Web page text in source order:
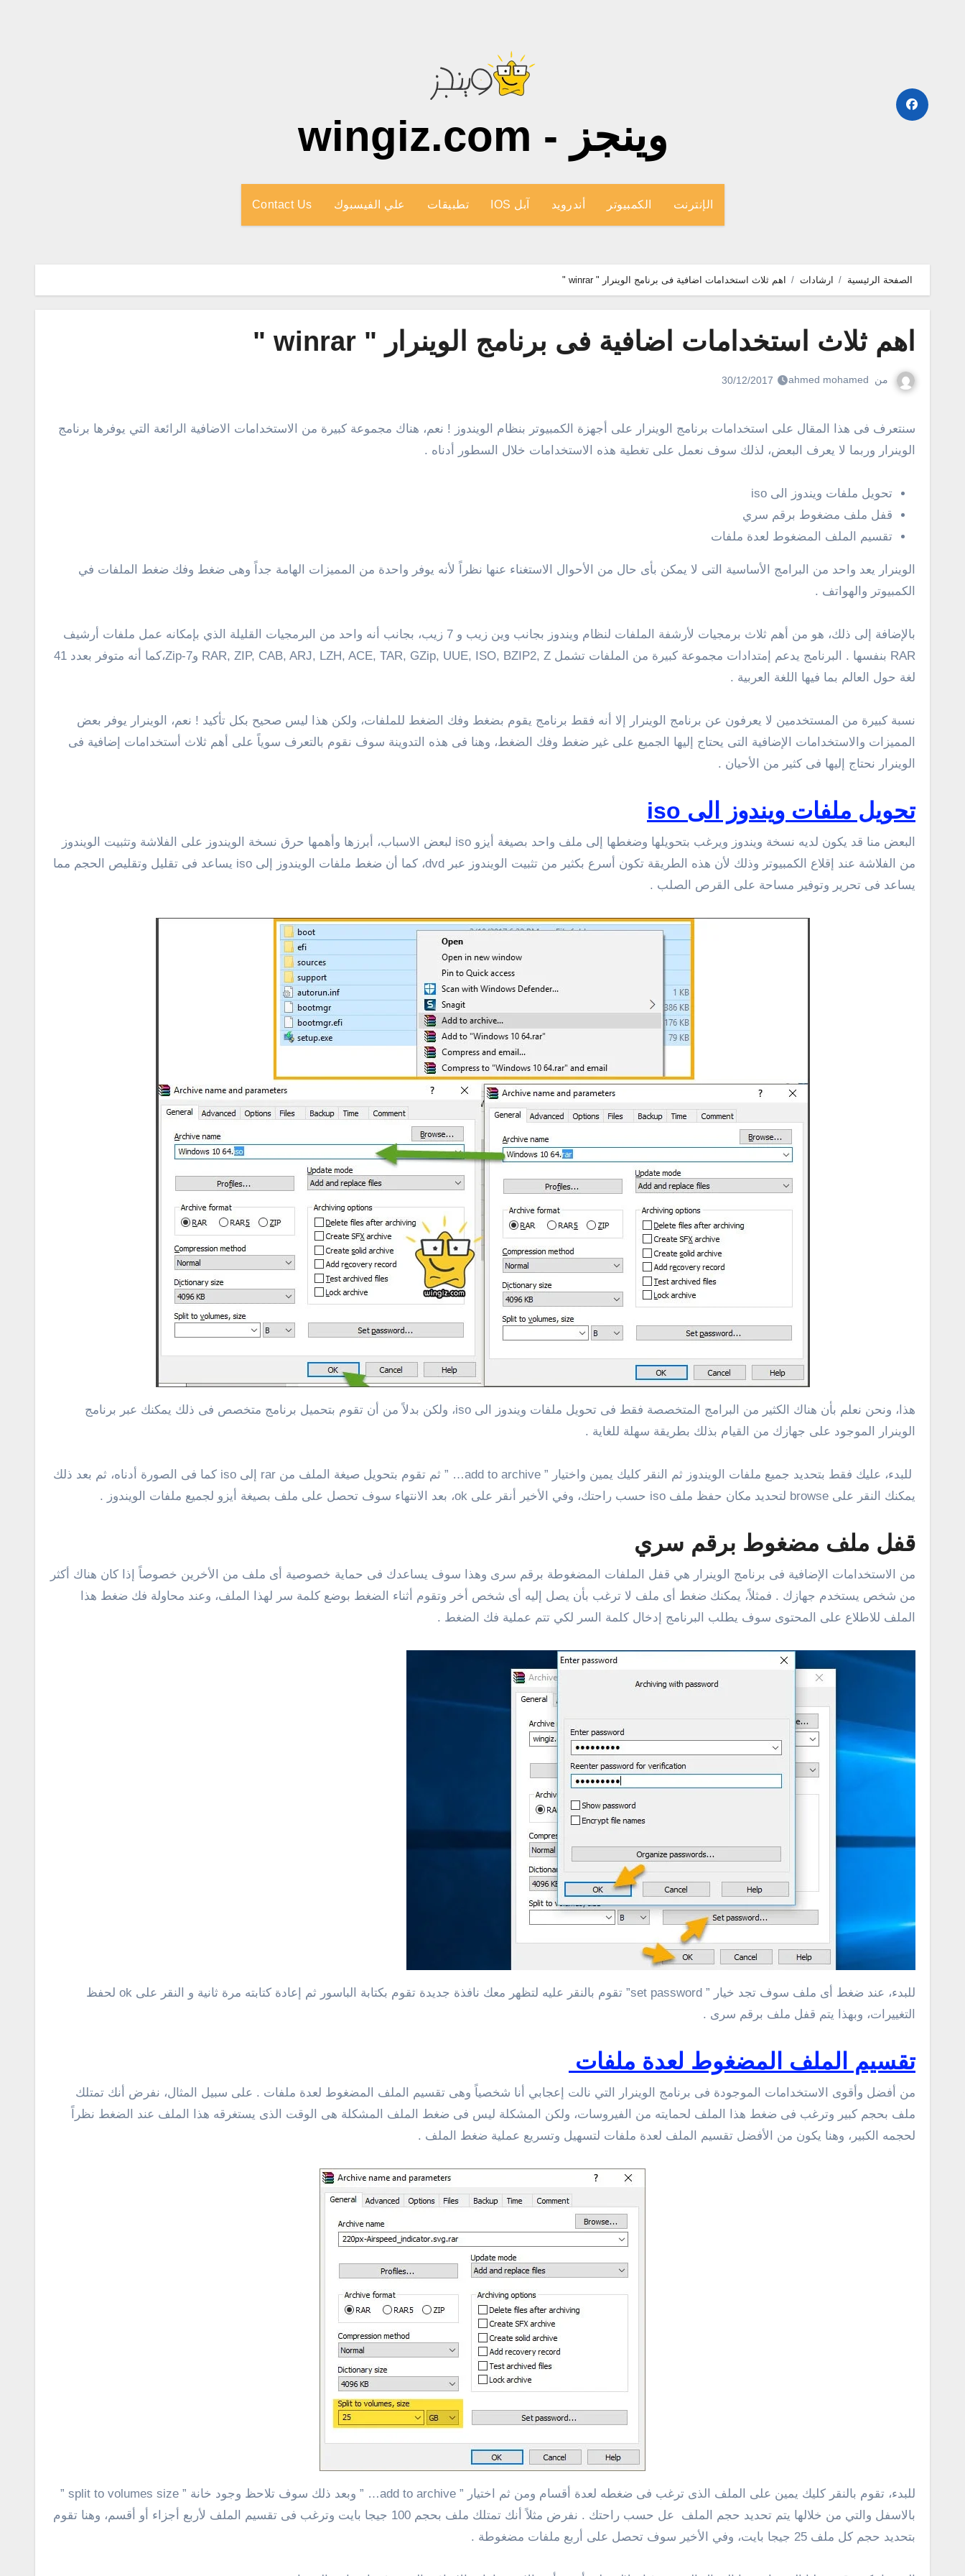
وينجز - wingiz.com
الإنترنت الكمبيوتر أندرويد آبل IOS تطبيقات علي الفيسبوك Contact Us
الصفحة الرئيسية ارشادات اهم ثلاث استخدامات اضافية فى برنامج الوينرار " winrar "
اهم ثلاث استخدامات اضافية فى برنامج الوينرار " winrar "
من ahmed mohamed
30/12/2017
سنتعرف فى هذا المقال على استخدامات برنامج الوينرار على أجهزة الكمبيوتر بنظام الويندوز ! نعم، هناك مجموعة كبيرة من الاستخدامات الاضافية الرائعة التي يوفرها برنامج
الوينرار وربما لا يعرف البعض، لذلك سوف نعمل على تغطية هذه الاستخدامات خلال السطور أدناه .
تحويل ملفات ويندوز الى iso
قفل ملف مضغوط برقم سري
تقسيم الملف المضغوط لعدة ملفات
الوينرار يعد واحد من البرامج الأساسية التى لا يمكن بأى حال من الأحوال الاستغناء عنها نظراً لأنه يوفر واحدة من المميزات الهامة جداً وهى ضغط وفك ضغط الملفات في
الكمبيوتر والهواتف .
بالإضافة إلى ذلك، هو من أهم ثلاث برمجيات لأرشفة الملفات لنظام ويندوز بجانب وين زيب و 7 زيب، بجانب أنه واحد من البرمجيات القليلة الذي بإمكانه عمل ملفات أرشيف
RAR بنفسها . البرنامج يدعم إمتدادات مجموعة كبيرة من الملفات تشمل RAR, ZIP, CAB, ARJ, LZH, ACE, TAR, GZip, UUE, ISO, BZIP2, Z و7-Zip،كما أنه متوفر بعدد 41
لغة حول العالم بما فيها اللغة العربية .
نسبة كبيرة من المستخدمين لا يعرفون عن برنامج الوينرار إلا أنه فقط برنامج يقوم بضغط وفك الضغط للملفات، ولكن هذا ليس صحيح بكل تأكيد ! نعم، الوينرار يوفر بعض
المميزات والاستخدامات الإضافية التى يحتاج إليها الجميع على غير ضغط وفك الضغط، وهنا فى هذه التدوينة سوف نقوم بالتعرف سوياً على أهم ثلاث أستخدامات إضافية فى
الوينرار نحتاج إليها فى كثير من الأحيان .
تحويل ملفات ويندوز الى iso
البعض منا قد يكون لديه نسخة ويندوز ويرغب بتحويلها وضغطها إلى ملف واحد بصيغة أيزو iso لبعض الاسباب، أبرزها وأهمها حرق نسخة الويندوز على الفلاشة وتثبيت الويندوز
من الفلاشة عند إقلاع الكمبيوتر وذلك لأن هذه الطريقة تكون أسرع بكثير من تثبيت الويندوز عبر dvd، كما أن ضغط ملفات الويندوز إلى iso يساعد فى تقليل وتقليص الحجم مما
يساعد فى تحرير وتوفير مساحة على القرص الصلب .
هذا، ونحن نعلم بأن هناك الكثير من البرامج المتخصصة فقط فى تحويل ملفات ويندوز الى iso، ولكن بدلاً من أن تقوم بتحميل برنامج متخصص فى ذلك يمكنك عبر برنامج
الوينرار الموجود على جهازك من القيام بذلك بطريقة سهلة للغاية .
للبدء، عليك فقط بتحديد جميع ملفات الويندوز ثم النقر كليك يمين واختيار ” add to archive… ” ثم تقوم بتحويل صيغة الملف من rar إلى iso كما فى الصورة أدناه، ثم بعد ذلك
يمكنك النقر على browse لتحديد مكان حفظ ملف iso حسب راحتك، وفي الأخير أنقر على ok، بعد الانتهاء سوف تحصل على ملف بصيغة أيزو لجميع ملفات الويندوز .
قفل ملف مضغوط برقم سري
من الاستخدامات الإضافية فى برنامج الوينرار هي قفل الملفات المضغوطة برقم سرى وهذا سوف يساعدك فى حماية خصوصية أى ملف من الأخرين خصوصاً إذا كان هناك أكثر
من شخص يستخدم جهازك . فمثلاً، يمكنك ضغط أى ملف لا ترغب بأن يصل إليه أى شخص أخر وتقوم أثناء الضغط بوضع كلمة سر لهذا الملف، وعند محاولة فك ضغط هذا
الملف للاطلاع على المحتوى سوف يطلب البرنامج إدخال كلمة السر لكي تتم عملية فك الضغط .
للبدء، عند ضغط أى ملف سوف تجد خيار ” set password” تقوم بالنقر عليه لتظهر معك نافذة جديدة تقوم بكتابة الباسور ثم إعادة كتابته مرة ثانية و النقر على ok لحفظ
التغييرات، وبهذا يتم قفل ملف برقم سرى .
تقسيم الملف المضغوط لعدة ملفات
من أفضل وأقوى الاستخدامات الموجودة فى برنامج الوينرار التي نالت إعجابي أنا شخصياً وهى تقسيم الملف المضغوط لعدة ملفات . على سبيل المثال، نفرض أنك تمتلك
ملف بحجم كبير وترغب فى ضغط هذا الملف لحمايته من الفيروسات، ولكن المشكلة ليس فى ضغط الملف المشكلة هى الوقت الذى يستغرقه هذا الملف عند الضغط نظراً
لحجمه الكبير، وهنا يكون من الأفضل تقسيم الملف لعدة ملفات لتسهيل وتسريع عملية ضغط الملف .
للبدء، تقوم بالنقر كليك يمين على الملف الذى ترغب فى ضغطه لعدة أقسام ومن ثم اختيار ” add to archive… ” وبعد ذلك سوف تلاحظ وجود خانة ” split to volumes size ”
بالاسفل والتي من خلالها يتم تحديد حجم الملف عل حسب راحتك . نفرض مثلاً أنك تمتلك ملف بحجم 100 جيجا بايت وترغب فى تقسيم الملف لأربع أجزاء أو أقسم، وهنا تقوم
بتحديد حجم كل ملف 25 جيجا بايت، وفي الأخير سوف تحصل على أربع ملفات مضغوطة .